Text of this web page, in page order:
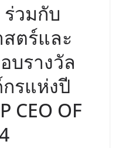
ร่วมกับ
ตร์และ
บรางวัล
รแห่งปี
CEO OF